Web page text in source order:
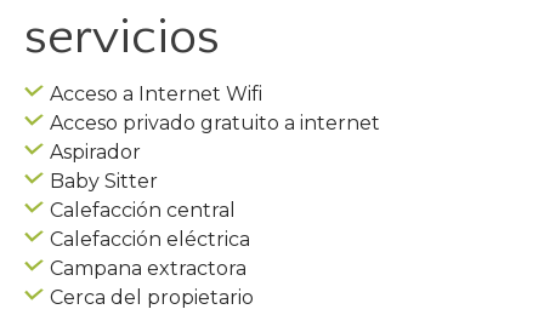
servicios
Acceso a Internet Wifi
Acceso privado gratuito a internet
Aspirador
Baby Sitter
Calefacción central
Calefacción eléctrica
Campana extractora
Cerca del propietario